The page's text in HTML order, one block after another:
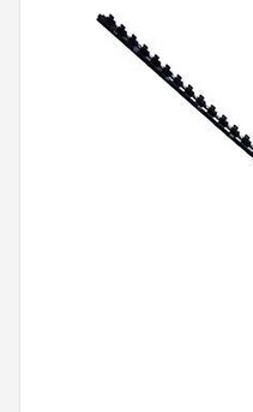
Hogedrukreinigers
Grastrimmers